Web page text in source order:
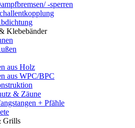
-sperren
Klebebänder
aus Holz
aus WPC/BPC
& Zäune
+ Pfähle
Grills